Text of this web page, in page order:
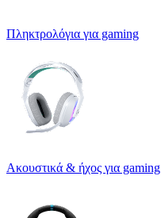
Πληκτρολόγια για gaming
Ακουστικά & ήχος για gaming